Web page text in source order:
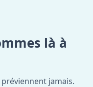
là à
préviennent jamais.